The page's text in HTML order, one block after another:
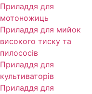
Приладдя для
мотоножиць
Приладдя для мийок
високого тиску та
пилососів
Приладдя для
культиваторів
Приладдя для